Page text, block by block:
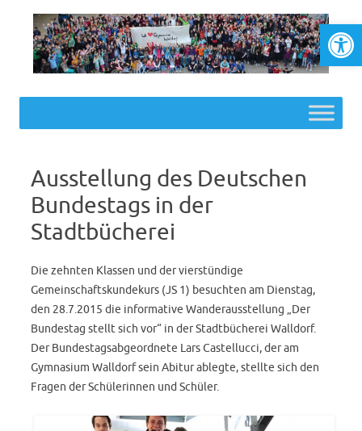
Ausstellung des Deutschen
Bundestags in der
Stadtbücherei
Die zehnten Klassen und der vierstündige
Gemeinschaftskundekurs (JS 1) besuchten am Dienstag,
den 28.7.2015 die informative Wanderausstellung „Der
Bundestag stellt sich vor“ in der Stadtbücherei Walldorf.
Der Bundestagsabgeordnete Lars Castellucci, der am
Gymnasium Walldorf sein Abitur ablegte, stellte sich den
Fragen der Schülerinnen und Schüler.